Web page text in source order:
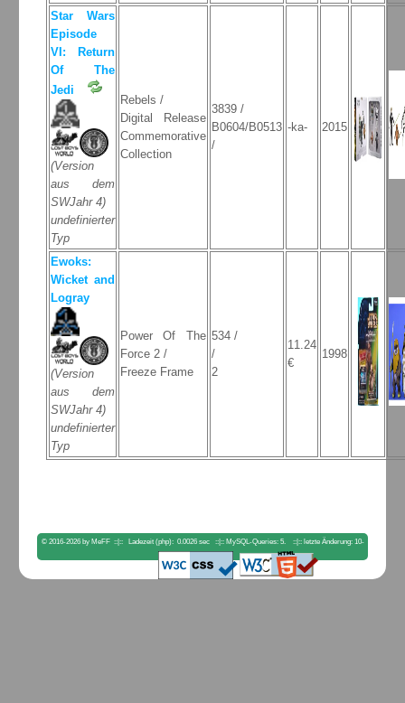
Star Wars
Episode
VI: Return
Of The
Jedi
(Version
aus dem
SWJahr 4)
undefinierter
Typ
Rebels /
Digital Release
Commemorative
Collection
3839 /
B0604/B0513
/
-ka- 2015
Ewoks:
Wicket and
Logray
(Version
aus dem
SWJahr 4)
undefinierter
Typ
Power Of The
Force 2 /
Freeze Frame
534 /
/
2
11.24
€
1998
© 2016-2026 by MeFF ::|:: Ladezeit (php): 0.0026 sec ::|:: MySQL-Queries: 5. ::|:: letzte Änderung: 10-